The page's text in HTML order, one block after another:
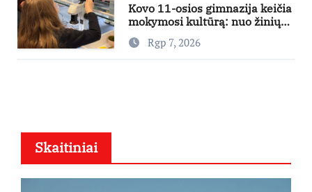
Kovo 11-osios gimnazija keičia
mokymosi kultūrą: nuo žinių
kaupimo – prie jų supratimo ir
taikymo
Rgp 7, 2026
Skaitiniai